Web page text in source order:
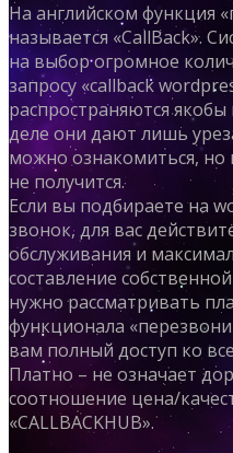
На английском функция
называется «CallBack».
на выбор огромное
запросу «callback
распространяются
деле они дают лишь
можно ознакомиться, но
не получится.
Если вы подбираете на
звонок, для вас
обслуживания и
составление
нужно рассматривать
функционала
вам полный доступ ко
Платно – не означает
соотношение цена/
«CALLBACKHUB».